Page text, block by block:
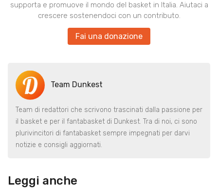
supporta e promuove il mondo del basket in Italia. Aiutaci a
crescere sostenendoci con un contributo.
Fai una donazione
Team Dunkest
Team di redattori che scrivono trascinati dalla passione per
il basket e per il fantabasket di Dunkest. Tra di noi, ci sono
plurivincitori di fantabasket sempre impegnati per darvi
notizie e consigli aggiornati.
Leggi anche